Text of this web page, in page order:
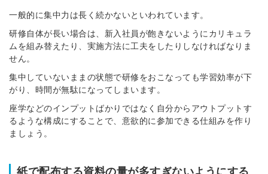
一般的に集中力は長く続かないといわれています。
研修自体が長い場合は、新入社員が飽きないようにカリキュラ
ムを組み替えたり、実施方法に工夫をしたりしなければなりま
せん。
集中していないままの状態で研修をおこなっても学習効率が下
がり、時間が無駄になってしまいます。
座学などのインプットばかりではなく自分からアウトプットす
るような構成にすることで、意欲的に参加できる仕組みを作り
ましょう。